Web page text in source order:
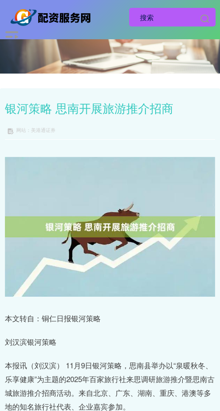
银河策略 思南开展旅游推介招商
网站：美港通证券
本文转自：铜仁日报银河策略
刘汉滨银河策略
本报讯（刘汉滨） 11月9日银河策略，思南县举办以“泉暖秋冬、
乐享健康”为主题的2025年百家旅行社来思调研旅游推介暨思南古
城旅游推介招商活动。来自北京、广东、湖南、重庆、港澳等多
地的知名旅行社代表、企业嘉宾参加。